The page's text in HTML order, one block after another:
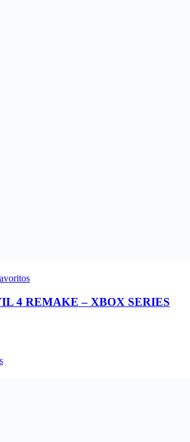
4 REMAKE – XBOX SERIES